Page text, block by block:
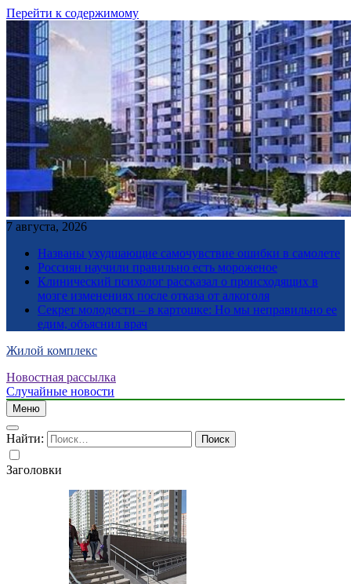
Перейти к содержимому
7 августа, 2026
Названы ухудшающие самочувствие ошибки в самолете
Россиян научили правильно есть мороженое
Клинический психолог рассказал о происходящих в
мозге изменениях после отказа от алкоголя
Секрет молодости – в картошке: Но мы неправильно ее
едим, объяснил врач
Жилой комплекс
Новостная рассылка
Случайные новости
Меню
Найти:
Заголовки